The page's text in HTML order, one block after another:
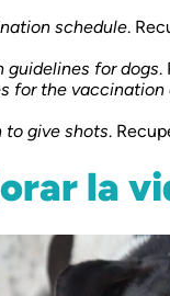
schedule.
guidelines for dogs.
for the vaccination
to give shots.
la